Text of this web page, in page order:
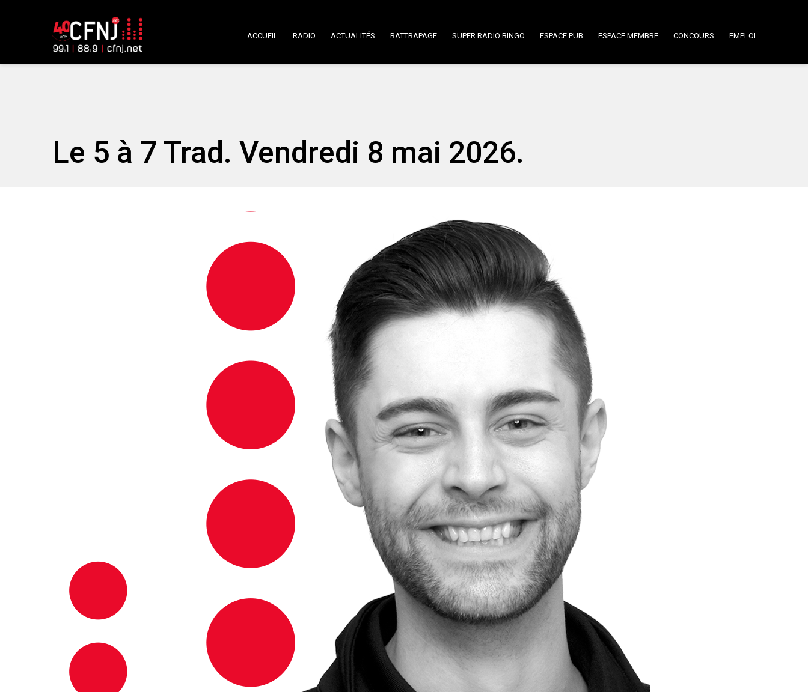
ACCUEIL RADIO ACTUALITÉS RATTRAPAGE SUPER RADIO BINGO ESPACE PUB ESPACE MEMBRE CONCOURS EMPLOI
Le 5 à 7 Trad. Vendredi 8 mai 2026.